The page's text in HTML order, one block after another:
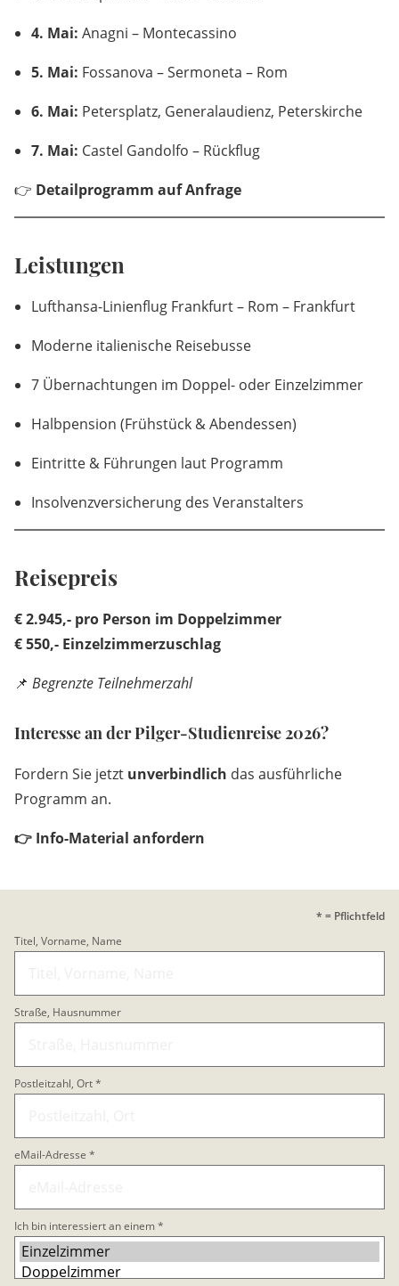
4. Mai: Anagni – Montecassino
5. Mai: Fossanova – Sermoneta – Rom
6. Mai: Petersplatz, Generalaudienz, Peterskirche
7. Mai: Castel Gandolfo – Rückflug
👉 Detailprogramm auf Anfrage
Leistungen
Lufthansa-Linienflug Frankfurt – Rom – Frankfurt
Moderne italienische Reisebusse
7 Übernachtungen im Doppel- oder Einzelzimmer
Halbpension (Frühstück & Abendessen)
Eintritte & Führungen laut Programm
Insolvenzversicherung des Veranstalters
Reisepreis
€ 2.945,- pro Person im Doppelzimmer
€ 550,- Einzelzimmerzuschlag
📌 Begrenzte Teilnehmerzahl
Interesse an der Pilger-Studienreise 2026?
Fordern Sie jetzt unverbindlich das ausführliche
Programm an.
👉 Info-Material anfordern
* = Pflichtfeld
Titel, Vorname, Name
Straße, Hausnummer
Postleitzahl, Ort *
eMail-Adresse *
Ich bin interessiert an einem *